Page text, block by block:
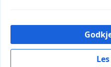
© 2026 NYE MODENA –
Sentralen AS